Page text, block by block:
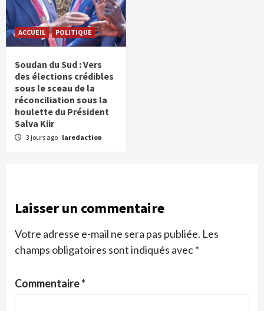
ACCUEIL POLITIQUE
Soudan du Sud : Vers
des élections crédibles
sous le sceau de la
réconciliation sous la
houlette du Président
Salva Kiir
3 jours ago laredaction
Laisser un commentaire
Votre adresse e-mail ne sera pas publiée. Les
champs obligatoires sont indiqués avec*
Commentaire*